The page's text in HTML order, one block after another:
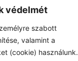
védelmét
szabott
valamint a
(cookie) használunk.